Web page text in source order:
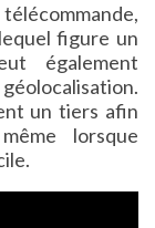
télécommande,
figure un
également
un tiers afin
lorsque